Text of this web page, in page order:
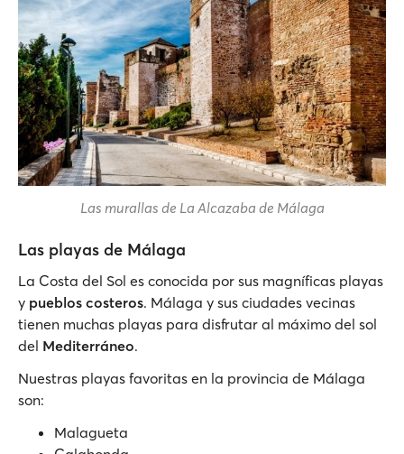
Las murallas de La Alcazaba de Málaga
Las playas de Málaga
La Costa del Sol es conocida por sus magníficas playas
y pueblos costeros. Málaga y sus ciudades vecinas
tienen muchas playas para disfrutar al máximo del sol
del Mediterráneo.
Nuestras playas favoritas en la provincia de Málaga
son:
Malagueta